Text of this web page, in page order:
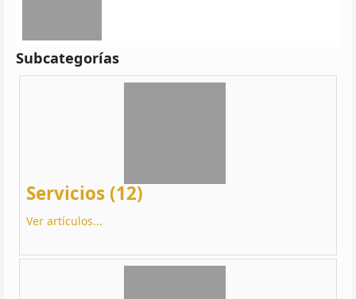
Subcategorías
Servicios (12)
Ver artículos...